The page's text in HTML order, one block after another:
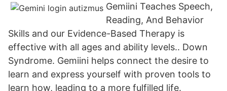
Gemiini Teaches Speech,
Reading, And Behavior
Skills and our Evidence-Based Therapy is
effective with all ages and ability levels.. Down
Syndrome. Gemiini helps connect the desire to
learn and express yourself with proven tools to
learn how, leading to a more fulfilled life.